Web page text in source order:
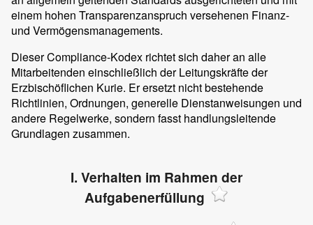
einem hohen Transparenzanspruch versehenen Finanz-
und Vermögensmanagements.
Dieser Compliance-Kodex richtet sich daher an alle
Mitarbeitenden einschließlich der Leitungskräfte der
Erzbischöflichen Kurie. Er ersetzt nicht bestehende
Richtlinien, Ordnungen, generelle Dienstanweisungen und
andere Regelwerke, sondern fasst handlungsleitende
Grundlagen zusammen.
I. Verhalten im Rahmen der
Aufgabenerfüllung